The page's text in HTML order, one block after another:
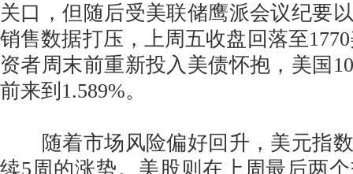
关口，但随后受美联储鹰派会议纪要
销售数据打压，上周五收盘回落至
资者周末前重新投入美债怀抱，美国
前来到1.589%。
随着市场风险偏好回升，美元指数
续5周的涨势。美股则在上周最后两